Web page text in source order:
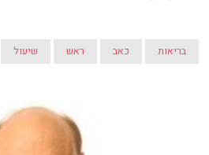
בריאות כאב ראש שיעול